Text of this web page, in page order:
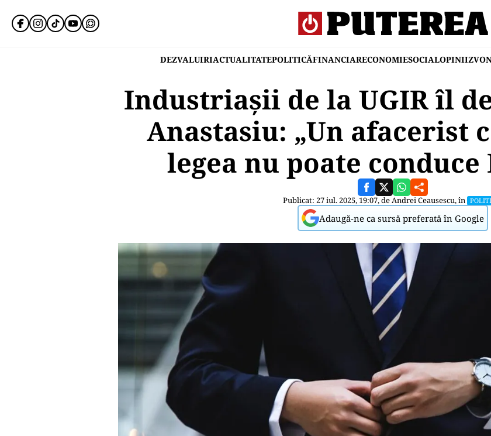
DEZVALUIRIACTUALITATEPOLITICĂFINANCIARECONOMIESOCIALOPINII
Industriașii de la UGIR îl
Anastasiu: „Un afacerist
legea nu poate conduce
Publicat: 27 iul. 2025, 19:07, deAndrei Ceausescu, în
Adaugă-ne ca sursă preferată în Google